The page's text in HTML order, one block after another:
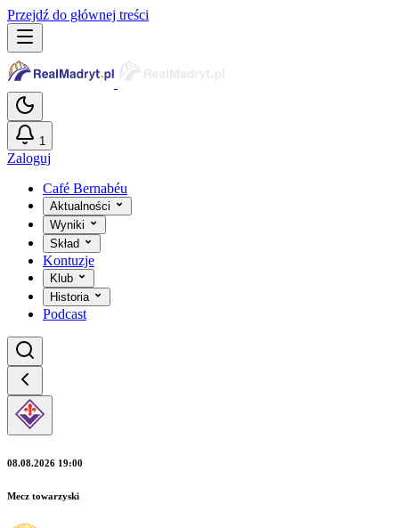
Przejdź do głównej treści
1
Zaloguj
Café Bernabéu
Aktualności
Wyniki
Skład
Kontuzje
Klub
Historia
Podcast
08.08.2026 19:00
Mecz towarzyski